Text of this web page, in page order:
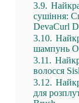
3.9.
сушіння:
DevaCurl
3.10.
шампунь
3.11.
волосся
3.12.
для